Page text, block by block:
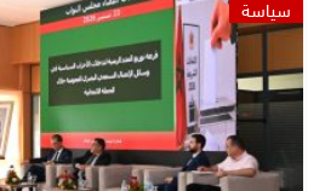
سياسة